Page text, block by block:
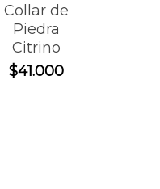
Collar de
Piedra
Citrino
$41.000